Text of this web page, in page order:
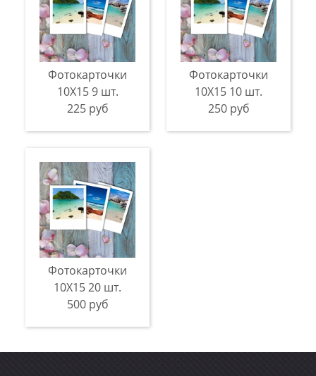
Фотокарточки
10Х15 9 шт.
225 руб
Фотокарточки
10Х15 10 шт.
250 руб
Фотокарточки
10Х15 20 шт.
500 руб